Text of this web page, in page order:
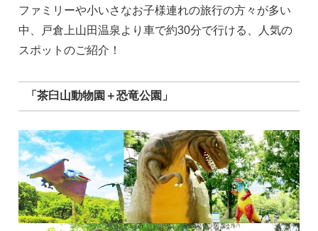
ファミリーや小いさなお子様連れの旅行の方々が多い
中、戸倉上山田温泉より車で約30分で行ける、人気の
スポットのご紹介！
「茶臼山動物園＋恐竜公園」